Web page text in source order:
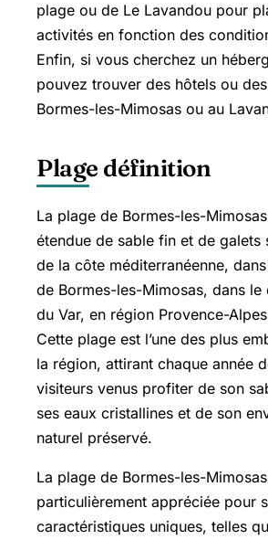
plage ou de Le Lavandou pour
activités en fonction des
Enfin, si vous cherchez un
pouvez trouver des hôtels ou
Bormes-les-Mimosas ou au
Plage définition
La plage de Bormes-les-
étendue de sable fin et de galets
de la côte méditerranéenne,
de Bormes-les-Mimosas, dans le
du Var, en région Provence-
Cette plage est l’une des plus
la région, attirant chaque année
visiteurs venus profiter de son
ses eaux cristallines et de son
naturel préservé.
La plage de Bormes-les-
particulièrement appréciée pour
caractéristiques uniques, telles